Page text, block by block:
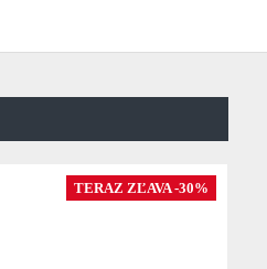
TERAZ ZĽAVA -30%